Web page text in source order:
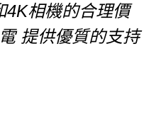
4K相機的合理價
提供優質的支持